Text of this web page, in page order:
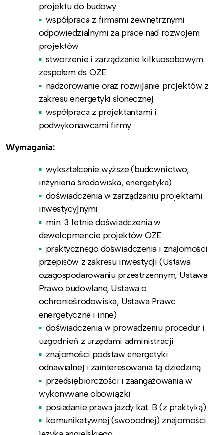
projektu do budowy
współpraca z firmami zewnętrznymi
odpowiedzialnymi za prace nad rozwojem
projektów
stworzenie i zarządzanie kilkuosobowym
zespołem ds. OZE
nadzorowanie oraz rozwijanie projektów z
zakresu energetyki słonecznej
współpraca z projektantami i
podwykonawcami firmy
Wymagania:
wykształcenie wyższe (budownictwo,
inżynieria środowiska, energetyka)
doświadczenia w zarządzaniu projektami
inwestycyjnymi
min. 3 letnie doświadczenia w
dewelopmencie projektów OZE
praktycznego doświadczenia i znajomości
przepisów z zakresu inwestycji (Ustawa
ozagospodarowaniu przestrzennym, Ustawa
Prawo budowlane, Ustawa o
ochronieśrodowiska, Ustawa Prawo
energetyczne i inne)
doświadczenia w prowadzeniu procedur i
uzgodnień z urzędami administracji
znajomości podstaw energetyki
odnawialnej i zainteresowania tą dziedziną
przedsiębiorczości i zaangażowania w
wykonywane obowiązki
posiadanie prawa jazdy kat. B (z praktyką)
komunikatywnej (swobodnej) znajomości